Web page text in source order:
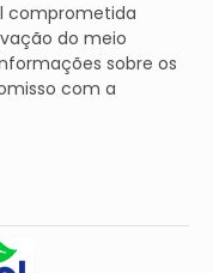
comprometida
do meio
sobre os
com a